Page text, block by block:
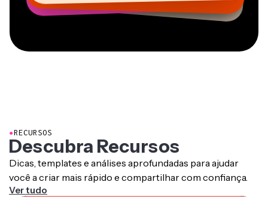
●RECURSOS
Descubra Recursos
Dicas, templates e análises aprofundadas para ajudar
você a criar mais rápido e compartilhar com confiança.
Ver tudo